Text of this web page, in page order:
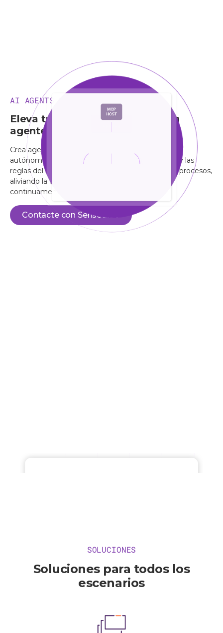
AI AGENTS LAB
Eleva tu eficiencia operativa con
agentes de IA personalizados.
Crea agentes que actúan de manera proactiva y
autónoma, con acciones basadas en el contexto y las
reglas del negocio, aportando escalabilidad a tus procesos,
aliviando la carga de tus equipos y mejorando
continuamente su rendimiento.
Contacte con Sensedia
SOLUCIONES
Soluciones para todos los
escenarios